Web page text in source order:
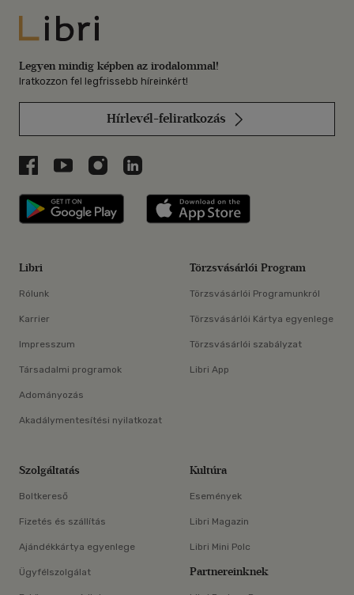
Libri
Legyen mindig képben az irodalommal!
Iratkozzon fel legfrissebb híreinkért!
Hírlevél-feliratkozás
Libri a Facebookon
Libri a Youtube-on
Libri az Instagramon
Libri a LinkedInen
Libri applikáció Szerezd meg: Google
Libri
Rólunk
Karrier
Impresszum
Társadalmi programok
Adományozás
Akadálymentesítési nyilatkozat
Törzsvásárlói Program
Törzsvásárlói Programunkról
Törzsvásárlói Kártya egyenlege
Törzsvásárlói szabályzat
Libri App
Szolgáltatás
Boltkereső
Fizetés és szállítás
Ajándékkártya egyenlege
Ügyfélszolgálat
Kultúra
Események
Libri Magazin
Libri Mini Polc
Partnereinknek